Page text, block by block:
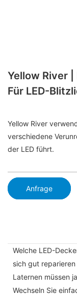
Yellow River
Für LED-
Yellow River
verschiedene
der LED führt.
Anfrage
Welche LED-
sich gut
Laternen müssen
Wechseln Sie